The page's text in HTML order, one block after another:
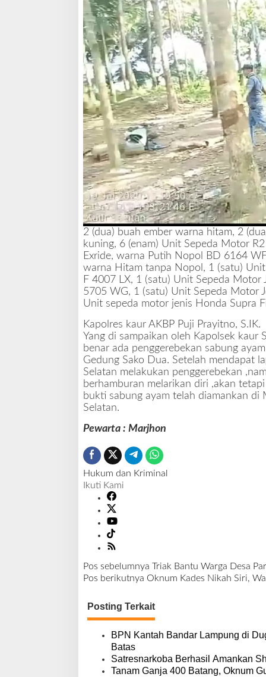
y
a
m
2 (dua) buah ember warna hitam, 2
kuning, 6 (enam) Unit Sepeda Motor
Exride, warna Putih Nopol BD 6164
warna Hitam tanpa Nopol, 1 (satu)
F 4007 LX, 1 (satu) Unit Sepeda
5705 WG, 1 (satu) Unit Sepeda Motor
Unit sepeda motor jenis Honda Supra
Kapolres kaur AKBP Puji Prayitno, S.IK.
Yang di sampaikan oleh Kapolsek kaur
benar ada penggerebekan sabung
Gedung Sako Dua. Setelah mendapat
Selatan melakukan penggerebekan
berhamburan melarikan diri ,akan
bukti sabung ayam telah diamankan di
Selatan.
Pewarta : Marjhon
Hukum dan Kriminal
Ikuti Kami
N
v
Pos sebelumnya Triak Bantu Warga Desa
Pos berikutnya Oknum Kades Nikah Siri,
Posting Terkait
BPN Kantah Bandar Lampung di
Batas
Satresnarkoba Berhasil Amankan
Tanam Ganja 400 Batang, Oknum